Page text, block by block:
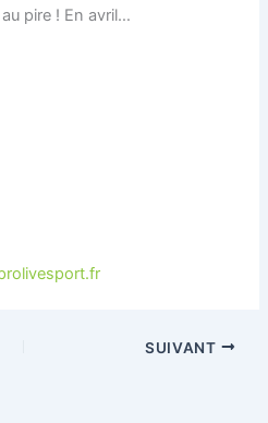
pire ! En avril…
SUIVANT